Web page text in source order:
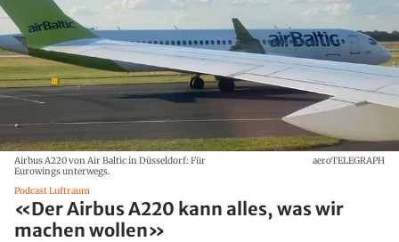
Airbus A220 von Air Baltic in Düsseldorf: Für
Eurowings unterwegs.
aeroTELEGRAPH
Podcast Luftraum
«Der Airbus A220 kann alles, was wir
machen wollen»